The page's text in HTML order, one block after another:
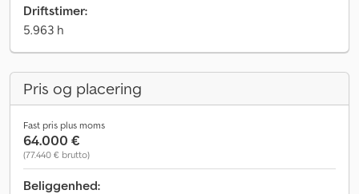
Driftstimer:
5.963 h
Pris og placering
Fast pris plus moms
64.000 €
(77.440 € brutto)
Beliggenhed: